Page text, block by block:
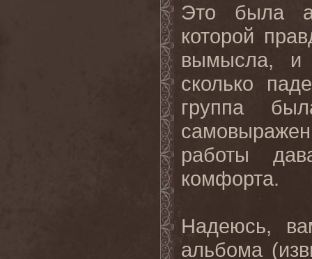
Это была
которой
вымысла, и
сколько
группа
работы
комфорта.
Надеюсь,
альбома